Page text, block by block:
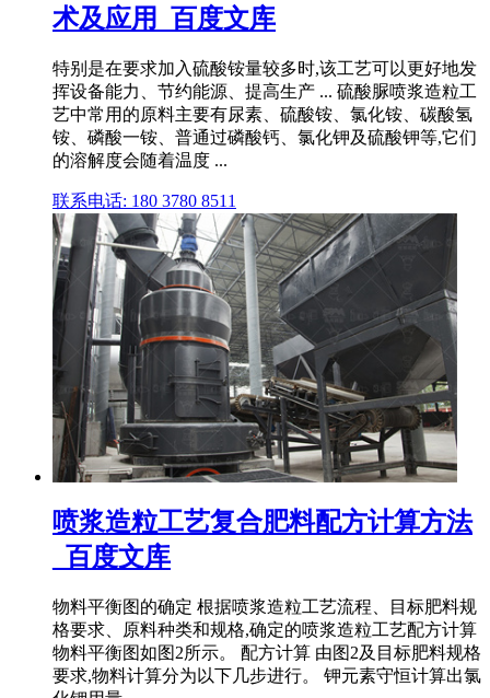
术及应用_百度文库
特别是在要求加入硫酸铵量较多时,该工艺可以更好地发
挥设备能力、节约能源、提高生产 ... 硫酸脲喷浆造粒工
艺中常用的原料主要有尿素、硫酸铵、氯化铵、碳酸氢
铵、磷酸一铵、普通过磷酸钙、氯化钾及硫酸钾等,它们
的溶解度会随着温度 ...
联系电话: 180 3780 8511
喷浆造粒工艺复合肥料配方计算方法
_百度文库
物料平衡图的确定 根据喷浆造粒工艺流程、目标肥料规
格要求、原料种类和规格,确定的喷浆造粒工艺配方计算
物料平衡图如图2所示。 配方计算 由图2及目标肥料规格
要求,物料计算分为以下几步进行。 钾元素守恒计算出氯